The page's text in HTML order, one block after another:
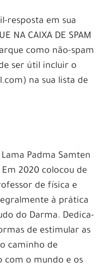
resposta em sua
NA CAIXA DE SPAM
como não-spam
ser útil incluir o
na sua lista de
Padma Samten
2020 colocou de
de física e
à prática
do Darma. Dedica-
de estimular as
caminho de
com o mundo e os